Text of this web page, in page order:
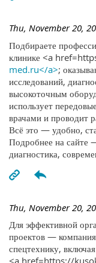
Thu, November 20,
Подбираете
клинике <a
med.ru</a>;
исследований,
высокоточным
использует
врачами и проводит
Всё это — удобно,
Подробнее на сайте
диагностика,
Thu, November 20,
Для эффективной
проектов —
спецтехнику,